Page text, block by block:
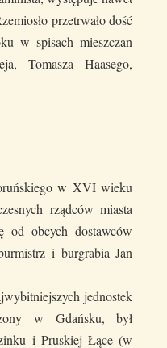
przetrwało dość
w spisach mieszczan
Tomasza Haasego,
w XVI wieku
rządców miasta
od obcych dostawców
i burgrabia Jan
jednostek
w Gdańsku, był
i Pruskiej Łące (w